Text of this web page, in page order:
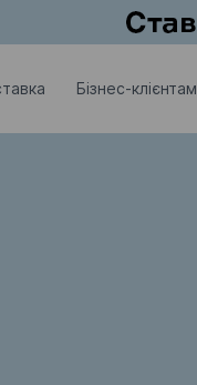
Бізнес-клієнтам